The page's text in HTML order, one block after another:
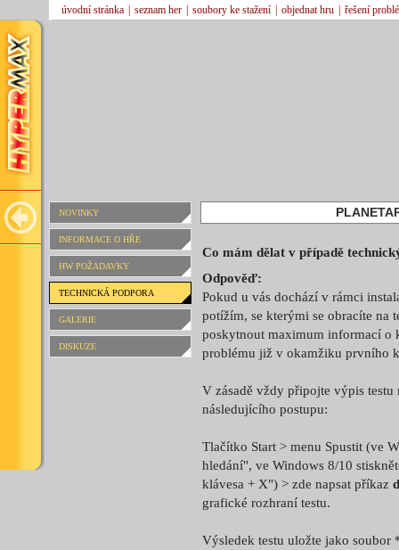
úvodní stránka seznam her soubory ke stažení objednat hru řešení
NOVINKY
INFORMACE O HŘE
HW POŽADAVKY
TECHNICKÁ PODPORA
GALERIE
DISKUZE
Co mám dělat v případě
Odpověď:
Pokud u vás dochází v rámci
potížím, se kterými se obracíte na
poskytnout maximum informací o
problému již v okamžiku prvního
V zásadě vždy připojte výpis
následujícího postupu:
Tlačítko Start > menu Spustit (ve
hledání", ve Windows 8/10
klávesa + X") > zde napsat příkaz
grafické rozhraní testu.
Výsledek testu uložte jako soubor